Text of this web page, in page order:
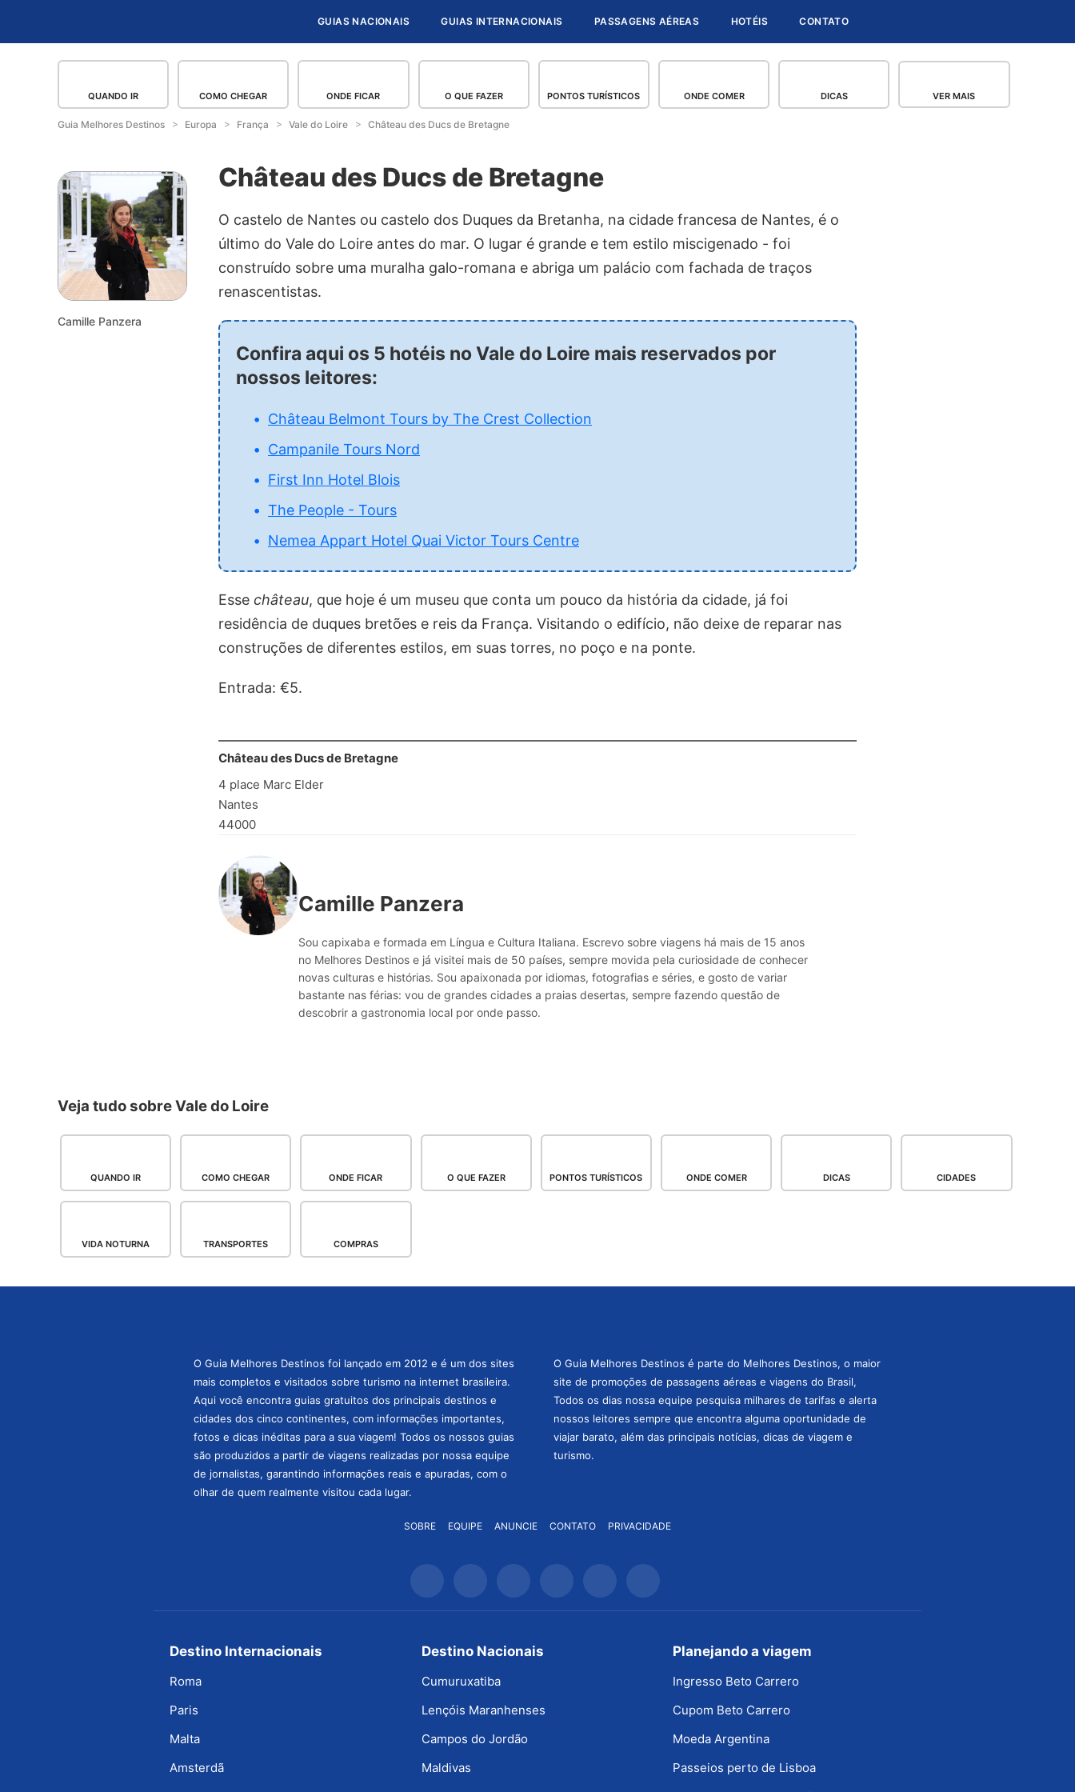
GUIAS NACIONAIS GUIAS INTERNACIONAIS PASSAGENS AÉREAS HOTÉIS CONTATO
QUANDO IR COMO CHEGAR ONDE FICAR O QUE FAZER PONTOS TURÍSTICOS ONDE COMER DICAS VER MAIS
Guia Melhores Destinos Europa França Vale do Loire Château des Ducs de Bretagne
Camille Panzera
Château des Ducs de Bretagne
O castelo de Nantes ou castelo dos Duques da Bretanha, na cidade francesa de Nantes, é o
último do Vale do Loire antes do mar. O lugar é grande e tem estilo miscigenado - foi
construído sobre uma muralha galo-romana e abriga um palácio com fachada de traços
renascentistas.
Confira aqui os 5 hotéis no Vale do Loire mais reservados por
nossos leitores:
Château Belmont Tours by The Crest Collection
Campanile Tours Nord
First Inn Hotel Blois
The People - Tours
Nemea Appart Hotel Quai Victor Tours Centre
Esse château, que hoje é um museu que conta um pouco da história da cidade, já foi
residência de duques bretões e reis da França. Visitando o edifício, não deixe de reparar nas
construções de diferentes estilos, em suas torres, no poço e na ponte.
Entrada: €5.
Château des Ducs de Bretagne
4 place Marc Elder
Nantes
44000
Camille Panzera
Sou capixaba e formada em Língua e Cultura Italiana. Escrevo sobre viagens há mais de 15 anos
no Melhores Destinos e já visitei mais de 50 países, sempre movida pela curiosidade de conhecer
novas culturas e histórias. Sou apaixonada por idiomas, fotografias e séries, e gosto de variar
bastante nas férias: vou de grandes cidades a praias desertas, sempre fazendo questão de
descobrir a gastronomia local por onde passo.
Veja tudo sobre Vale do Loire
QUANDO IR COMO CHEGAR ONDE FICAR O QUE FAZER PONTOS TURÍSTICOS ONDE COMER DICAS CIDADES
VIDA NOTURNA TRANSPORTES COMPRAS
O Guia Melhores Destinos foi lançado em 2012 e é um dos sites
mais completos e visitados sobre turismo na internet brasileira.
Aqui você encontra guias gratuitos dos principais destinos e
cidades dos cinco continentes, com informações importantes,
fotos e dicas inéditas para a sua viagem! Todos os nossos guias
são produzidos a partir de viagens realizadas por nossa equipe
de jornalistas, garantindo informações reais e apuradas, com o
olhar de quem realmente visitou cada lugar.
O Guia Melhores Destinos é parte do Melhores Destinos, o maior
site de promoções de passagens aéreas e viagens do Brasil,
Todos os dias nossa equipe pesquisa milhares de tarifas e alerta
nossos leitores sempre que encontra alguma oportunidade de
viajar barato, além das principais notícias, dicas de viagem e
turismo.
SOBRE EQUIPE ANUNCIE CONTATO PRIVACIDADE
Destino Internacionais
Roma
Paris
Malta
Amsterdã
Destino Nacionais
Cumuruxatiba
Lençóis Maranhenses
Campos do Jordão
Maldivas
Planejando a viagem
Ingresso Beto Carrero
Cupom Beto Carrero
Moeda Argentina
Passeios perto de Lisboa